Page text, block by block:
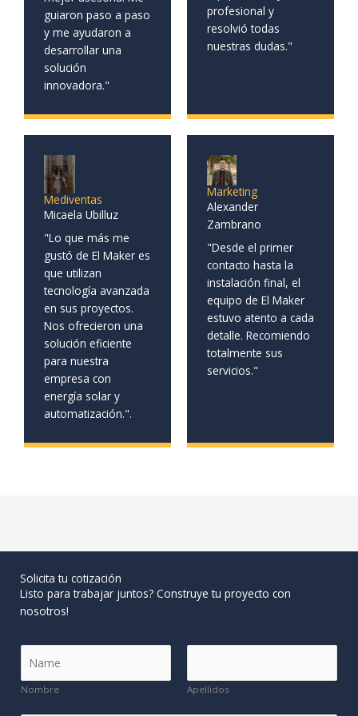
guiaron paso a paso
y me ayudaron a
desarrollar una
solución
innovadora."
profesional y
resolvió todas
nuestras dudas."
Mediventas
Micaela Ubilluz
"Lo que más me
gustó de El Maker es
que utilizan
tecnología avanzada
en sus proyectos.
Nos ofrecieron una
solución eficiente
para nuestra
empresa con
energía solar y
automatización.".
Marketing
Alexander
Zambrano
"Desde el primer
contacto hasta la
instalación final, el
equipo de El Maker
estuvo atento a cada
detalle. Recomiendo
totalmente sus
servicios."
Solicita tu cotización
Listo para trabajar juntos? Construye tu proyecto con
nosotros!
m
Nombre Apellidos